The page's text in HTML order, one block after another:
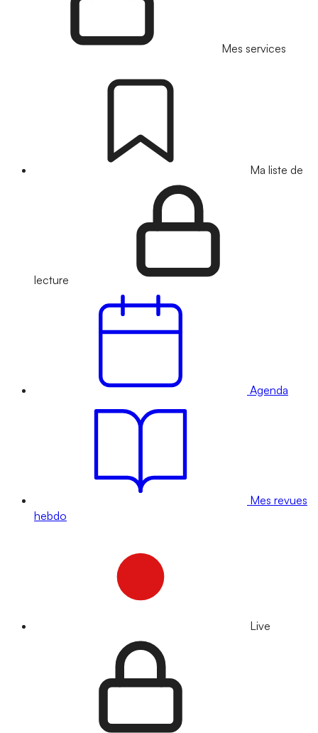
Mes services
Ma liste de
lecture
Agenda
Mes revues
hebdo
Live